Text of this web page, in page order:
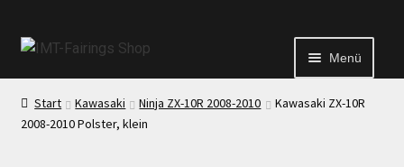
Menü
Start
Start Kawasaki Ninja ZX-10R 2008-2010
Kawasaki ZX-10R
2008-2010 Polster, klein